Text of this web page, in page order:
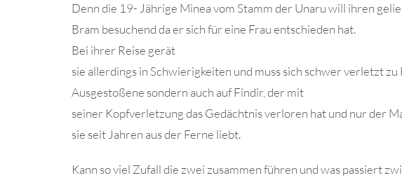
Denn die 19- Jährige Minea vom Stamm der Unaru will ihren
Bram besuchend da er sich für eine Frau entschieden hat.
Bei ihrer Reise gerät
sie allerdings in Schwierigkeiten und muss sich schwer verletzt
Ausgestoßene sondern auch auf Findir, der mit
seiner Kopfverletzung das Gedächtnis verloren hat und nur der
sie seit Jahren aus der Ferne liebt.
Kann so viel Zufall die zwei zusammen führen und was passiert